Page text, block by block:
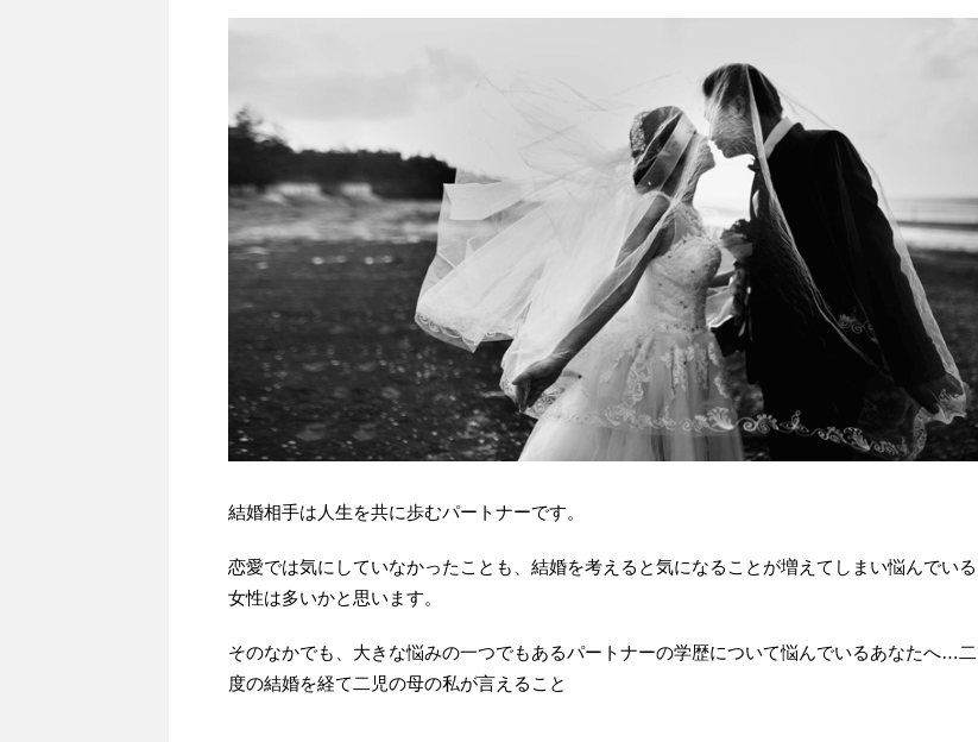
結婚相手は人生を共に歩むパートナーです。
恋愛では気にしていなかったことも、結婚を考えると気になることが増えてしまい悩んでいる
女性は多いかと思います。
そのなかでも、大きな悩みの一つでもあるパートナーの学歴について悩んでいるあなたへ…二
度の結婚を経て二児の母の私が言えること